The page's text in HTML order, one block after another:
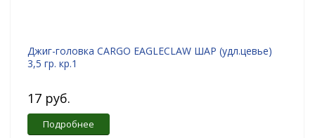
Джиг-головка CARGO EAGLECLAW ШАР (удл.цевье)
3,5 гр. кр.1
17 руб.
Подробнее